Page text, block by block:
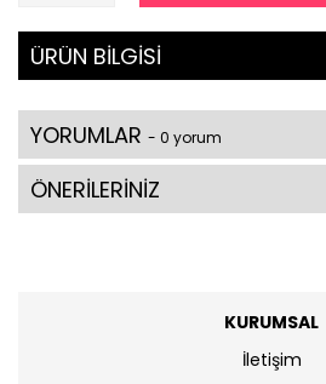
ÜRÜN BİLGİSİ
YORUMLAR - 0 yorum
ÖNERİLERİNİZ
KURUMSAL
İletişim